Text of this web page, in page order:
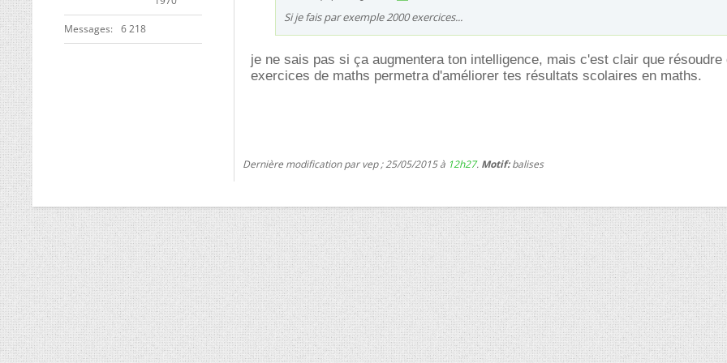
Messages 6 218
Si je fais par exemple 2000 exercices...
je ne sais pas si ça augmentera ton intelligence, mais c'est clair que résoudre
exercices de maths permetra d'améliorer tes résultats scolaires en maths.
Dernière modification par vep ; 25/05/2015 à 12h27. Motif:balises